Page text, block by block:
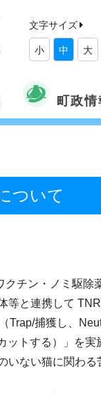
文字サイズ
小 中 大
町政情
ついて
チン・ノミ駆
等と連携して
Trap/捕獲し、
ットする）」を
ない猫に関わ